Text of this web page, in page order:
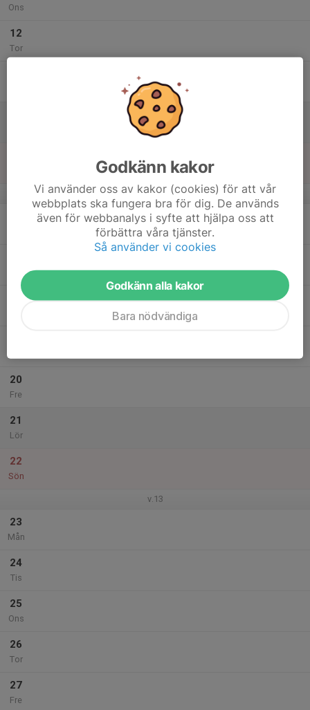
Ons
12
Tor
v.12
20
Fre
21
Lör
22
Sön
v.13
23
Mån
24
Tis
25
Ons
26
Tor
27
Fre
Godkänn kakor
Vi använder oss av kakor (cookies) för att vår
webbplats ska fungera bra för dig. De används
även för webbanalys i syfte att hjälpa oss att
förbättra våra tjänster.
Så använder vi cookies
Godkänn alla kakor
Bara nödvändiga